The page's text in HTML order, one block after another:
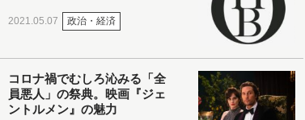
2021.05.07 政治・経済
コロナ禍でむしろ沁みる「全
員悪人」の祭典。映画『ジェ
ントルメン』の魅力